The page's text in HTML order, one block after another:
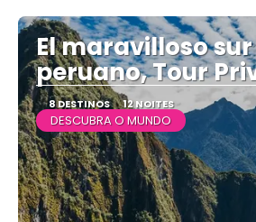
El maravilloso sur
peruano, Tour
8 DESTINOS 12 NOITES
DESCUBRA O MUNDO